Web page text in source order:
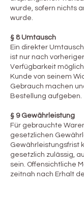
wurde, sofern nichts
wurde.
§ 8 Umtausch
Ein direkter
ist nur nach
Verfügbarkeit
Kunde von seinem
Gebrauch machen
Bestellung aufgeben.
§ 9 Gewährleistung
Für gebrauchte
gesetzlichen
Gewährleistungsfrist
gesetzlich zulässig,
sein. Offensichtliche
zeitnah nach Erhalt